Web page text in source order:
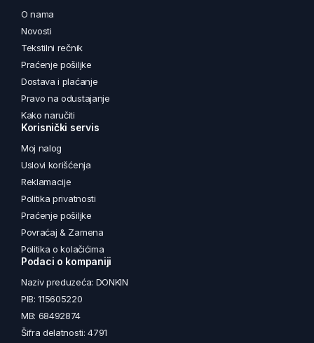
O nama
Novosti
Tekstilni rečnik
Praćenje pošiljke
Dostava i plaćanje
Pravo na odustajanje
Kako naručiti
Korisnički servis
Moj nalog
Uslovi korišćenja
Reklamacije
Politika privatnosti
Praćenje pošiljke
Povraćaj & Zamena
Politika o kolačićima
Podaci o kompaniji
Naziv preduzeća: DONKIN
PIB: 115605220
MB: 68492874
Šifra delatnosti: 4791